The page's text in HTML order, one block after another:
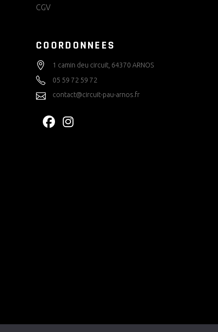
CGV
COORDONNEES
1 camin deu circuit, 64370 ARNOS
05 59 72 59 72
contact@circuit-pau-arnos.fr